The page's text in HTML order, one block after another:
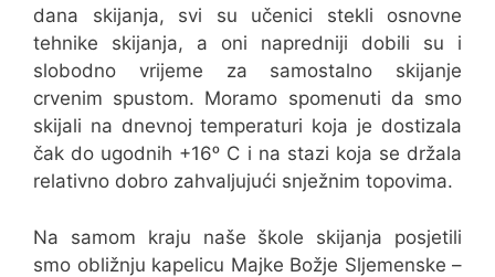
dana skijanja, svi su učenici stekli osnovne
tehnike skijanja, a oni napredniji dobili su i
slobodno vrijeme za samostalno skijanje
crvenim spustom. Moramo spomenuti da smo
skijali na dnevnoj temperaturi koja je dostizala
čak do ugodnih +16ᵒ C i na stazi koja se držala
relativno dobro zahvaljujući snježnim topovima.
Na samom kraju naše škole skijanja posjetili
smo obližnju kapelicu Majke Božje Sljemenske –